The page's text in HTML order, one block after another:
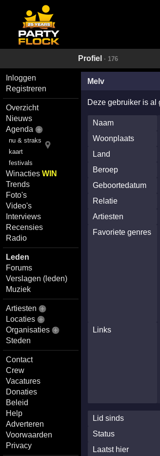
Profiel · 176
Inloggen
Registreren
Overzicht
Nieuws
Agenda
nu & straks
kaart
festivals
WinactiesWIN
Trends
Foto's
Video's
Interviews
Recensies
Radio
Leden
Forums
Verslagen (leden)
Muziek
Artiesten
Locaties
Organisaties
Steden
Contact
Crew
Vacatures
Donaties
Beleid
Help
Adverteren
Voorwaarden
Privacy
Melv
Deze gebruiker is al
Naam
Woonplaats
Land
Beroep
Geboortedatum
Relatie
Artiesten
Favoriete genres
Links
Lid sinds
Status
Laatst hier